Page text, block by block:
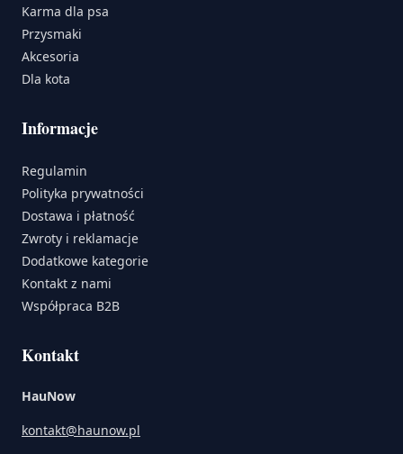
Karma dla psa
Przysmaki
Akcesoria
Dla kota
Informacje
Regulamin
Polityka prywatności
Dostawa i płatność
Zwroty i reklamacje
Dodatkowe kategorie
Kontakt z nami
Współpraca B2B
Kontakt
HauNow
kontakt@haunow.pl